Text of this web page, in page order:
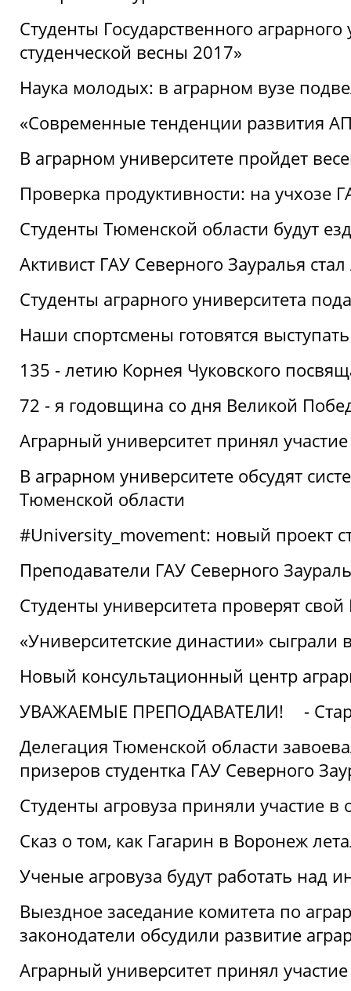
Студенты Государственного
студенческой весны 2017»
Наука молодых: в аграрном вузе
«Современные тенденции развития
В аграрном университете пройдет
Проверка продуктивности: на учхозе
Студенты Тюменской области будут
Активист ГАУ Северного Зауралья
Студенты аграрного университета
Наши спортсмены готовятся
135 - летию Корнея Чуковского
72 - я годовщина со дня Великой
Аграрный университет принял
В аграрном университете обсудят
Тюменской области
#University_movement: новый проект
Преподаватели ГАУ Северного
Студенты университета проверят свой
«Университетские династии»
Новый консультационный центр
УВАЖАЕМЫЕ ПРЕПОДАВАТЕЛИ!
-
Делегация Тюменской области
призеров студентка ГАУ Северного
Студенты агровуза приняли участие в
Сказ о том, как Гагарин в Воронеж
Ученые агровуза будут работать над
Выездное заседание комитета по
законодатели обсудили развитие
Аграрный университет принял